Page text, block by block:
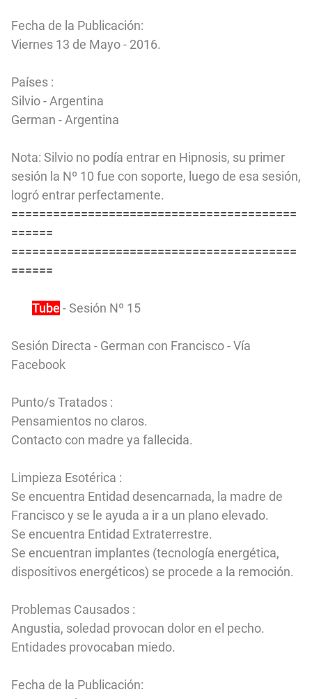
Fecha de la Publicación:
Viernes 13 de Mayo - 2016.
Países :
Silvio - Argentina
German - Argentina
Nota: Silvio no podía entrar en Hipnosis, su primer
sesión la Nº 10 fue con soporte, luego de esa sesión,
logró entrar perfectamente.
=========================================
======
=========================================
======
Tube - Sesión Nº 15
Sesión Directa - German con Francisco - Vía
Facebook
Punto/s Tratados :
Pensamientos no claros.
Contacto con madre ya fallecida.
Limpieza Esotérica :
Se encuentra Entidad desencarnada, la madre de
Francisco y se le ayuda a ir a un plano elevado.
Se encuentra Entidad Extraterrestre.
Se encuentran implantes (tecnología energética,
dispositivos energéticos) se procede a la remoción.
Problemas Causados :
Angustia, soledad provocan dolor en el pecho.
Entidades provocaban miedo.
Fecha de la Publicación: